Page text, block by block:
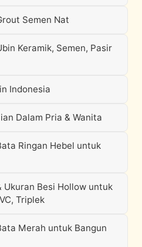
Semen Nat
Keramik, Semen, Pasir
Indonesia
Dalam Pria & Wanita
Ringan Hebel untuk
Ukuran Besi Hollow untuk
Triplek
Merah untuk Bangun